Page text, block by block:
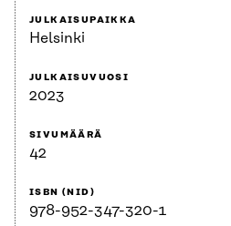
JULKAISUPAIKKA
Helsinki
JULKAISUVUOSI
2023
SIVUMÄÄRÄ
42
ISBN (NID)
978-952-347-320-1